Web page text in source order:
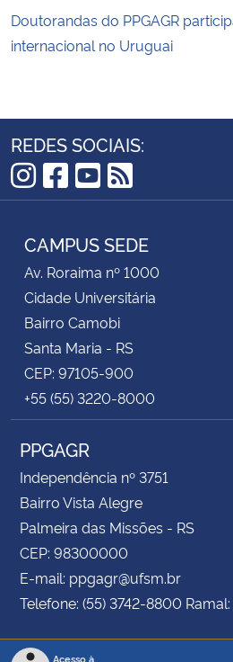
Doutorandas do PPGAGR
internacional no Uruguai
REDES SOCIAIS:
Instagram
Facebook
YouTube
RSS
CAMPUS SEDE
Av. Roraima nº 1000
Cidade Universitária
Bairro Camobi
Santa Maria - RS
CEP: 97105-900
+55 (55) 3220-8000
PPGAGR
Independência nº 3751
Bairro Vista Alegre
Palmeira das Missões - RS
CEP: 98300000
E-mail: ppgagr@ufsm.br
Telefone: (55) 3742-8800
Acesso à